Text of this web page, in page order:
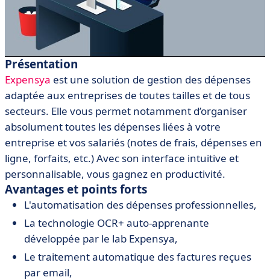
Présentation
Expensya est une solution de gestion des dépenses
adaptée aux entreprises de toutes tailles et de tous
secteurs. Elle vous permet notamment d’organiser
absolument toutes les dépenses liées à votre
entreprise et vos salariés (notes de frais, dépenses en
ligne, forfaits, etc.) Avec son interface intuitive et
personnalisable, vous gagnez en productivité.
Avantages et points forts
L'automatisation des dépenses professionnelles,
La technologie OCR+ auto-apprenante
développée par le lab Expensya,
Le traitement automatique des factures reçues
par email,